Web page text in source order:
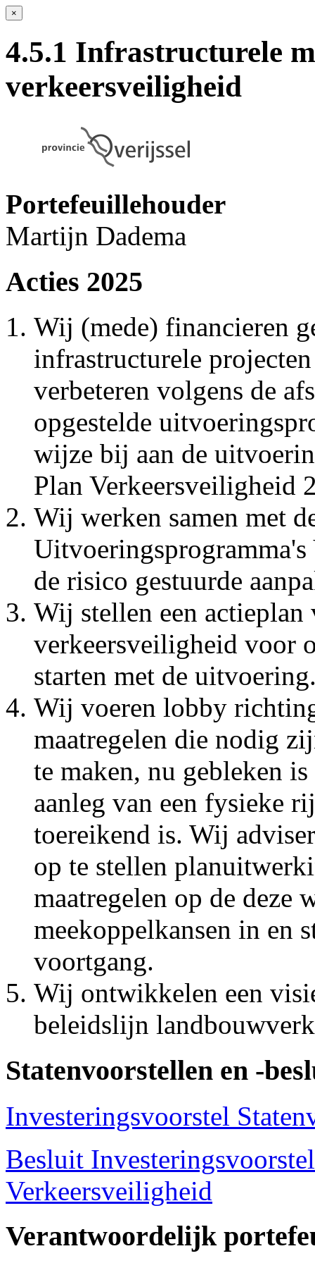
×
4.5.1 Infrastructurele
verkeersveiligheid
Portefeuillehouder
Martijn Dadema
Acties 2025
Wij (mede) financieren
infrastructurele
verbeteren volgens de
opgestelde
wijze bij aan de
Plan Verkeersveiligheid
Wij werken samen met
Uitvoeringsprogramma's
de risico gestuurde
Wij stellen een actieplan
verkeersveiligheid voor
starten met de
Wij voeren lobby
maatregelen die nodig
te maken, nu gebleken
aanleg van een fysieke
toereikend is. Wij
op te stellen
maatregelen op de deze
meekoppelkansen in en
voortgang.
Wij ontwikkelen een
beleidslijn
Statenvoorstellen en -
Investeringsvoorstel
Besluit
Verkeersveiligheid
Verantwoordelijk